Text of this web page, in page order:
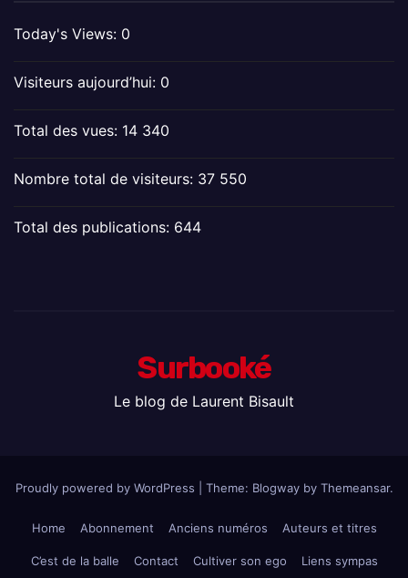
Today's Views: 0
Visiteurs aujourd’hui: 0
Total des vues: 14 340
Nombre total de visiteurs: 37 550
Total des publications: 644
Surbooké
Le blog de Laurent Bisault
Proudly powered by WordPress Theme: Blogwayby Themeansar.
Home Abonnement Anciens numéros Auteurs et titres
C’est de la balle Contact Cultiver son ego Liens sympas